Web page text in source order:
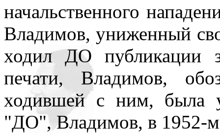
начальственного
Владимов, униженный
ходил ДО публикации
печати, Владимов,
ходившей с ним, была
"ДО", Владимов, в 1952-